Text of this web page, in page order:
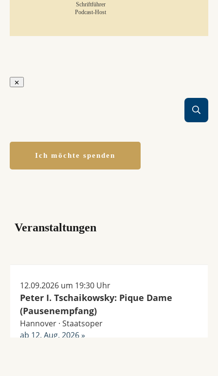
Schriftführer
Podcast-Host
Ich möchte spenden
Veranstaltungen